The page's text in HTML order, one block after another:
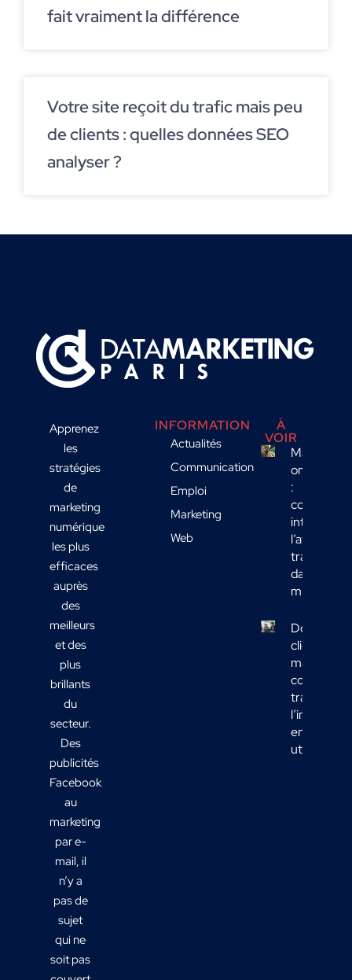
fait vraiment la différence
Votre site reçoit du trafic mais peu
de clients : quelles données SEO
analyser ?
Apprenez
les
stratégies
de
marketing
numérique
les plus
efficaces
auprès
des
meilleurs
et des
plus
brillants
du
secteur.
Des
publicités
Facebook
au
marketing
par e-
mail, il
n’y a
pas de
sujet
qui ne
soit pas
INFORMATION
Actualités
Communication
Emploi
Marketing
Web
À
VOIR
Marketing
omnicanal
:
comment
intégrer
l’affichage
transport
dans votre
mix média
Données
clients
marketing :
comment
en actions
utiles ?